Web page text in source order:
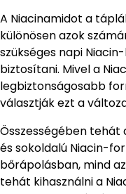
A Niacinamidot a
különösen azok
szükséges napi
biztosítani. Mivel a
legbiztonságosabb
választják ezt a
Összességében tehát
és sokoldalú Niacin-
bőrápolásban, mind
tehát kihasználni a